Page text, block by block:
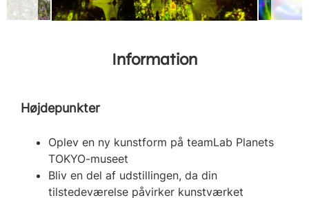
Information
Højdepunkter
Oplev en ny kunstform på teamLab Planets
TOKYO-museet
Bliv en del af udstillingen, da din
tilstedeværelse påvirker kunstværket